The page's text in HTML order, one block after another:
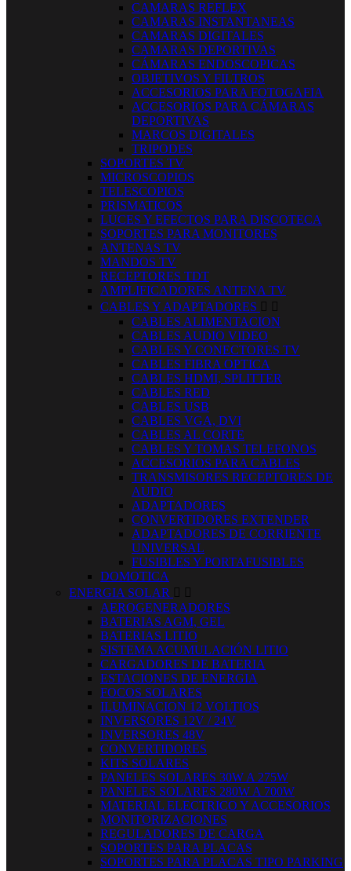
CAMARAS REFLEX
CAMARAS INSTANTANEAS
CAMARAS DIGITALES
CAMARAS DEPORTIVAS
CÁMARAS ENDOSCOPICAS
OBJETIVOS Y FILTROS
ACCESORIOS PARA FOTOGAFIA
ACCESORIOS PARA CÁMARAS
DEPORTIVAS
MARCOS DIGITALES
TRIPODES
SOPORTES TV
MICROSCOPIOS
TELESCOPIOS
PRISMATICOS
LUCES Y EFECTOS PARA DISCOTECA
SOPORTES PARA MONITORES
ANTENAS TV
MANDOS TV
RECEPTORES TDT
AMPLIFICADORES ANTENA TV
CABLES Y ADAPTADORES  
CABLES ALIMENTACION
CABLES AUDIO VIDEO
CABLES Y CONECTORES TV
CABLES FIBRA OPTICA
CABLES HDMI, SPLITTER
CABLES RED
CABLES USB
CABLES VGA, DVI
CABLES AL CORTE
CABLES Y TOMAS TELEFONOS
ACCESORIOS PARA CABLES
TRANSMISORES RECEPTORES DE
AUDIO
ADAPTADORES
CONVERTIDORES EXTENDER
ADAPTADORES DE CORRIENTE
UNIVERSAL
FUSIBLES Y PORTAFUSIBLES
DOMOTICA
ENERGIA SOLAR  
AEROGENERADORES
BATERIAS AGM, GEL
BATERIAS LITIO
SISTEMA ACUMULACIÓN LITIO
CARGADORES DE BATERIA
ESTACIONES DE ENERGIA
FOCOS SOLARES
ILUMINACION 12 VOLTIOS
INVERSORES 12V / 24V
INVERSORES 48V
CONVERTIDORES
KITS SOLARES
PANELES SOLARES 30W A 275W
PANELES SOLARES 280W A 700W
MATERIAL ELECTRICO Y ACCESORIOS
MONITORIZACIONES
REGULADORES DE CARGA
SOPORTES PARA PLACAS
SOPORTES PARA PLACAS TIPO PARKING